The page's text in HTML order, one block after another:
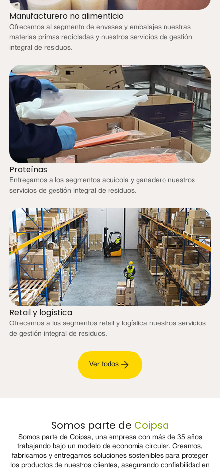
Manufacturero no alimenticio
Ofrecemos al segmento de envases y embalajes nuestras
materias primas recicladas y nuestros servicios de gestión
integral de residuos.
Proteínas
Entregamos a los segmentos acuícola y ganadero nuestros
servicios de gestión integral de residuos.
Retail y logística
Ofrecemos a los segmentos retail y logística nuestros servicios
de gestión integral de residuos.
Ver todos
Somos parte de Coipsa
Somos parte de Coipsa, una empresa con más de 35 años
trabajando bajo un modelo de economía circular. Creamos,
fabricamos y entregamos soluciones sostenibles para proteger
los productos de nuestros clientes, asegurando confiabilidad en